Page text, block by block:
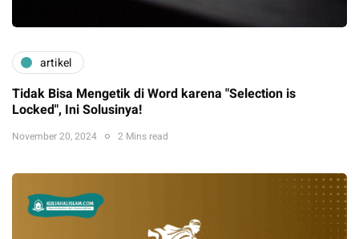
artikel
Tidak Bisa Mengetik di Word karena "Selection is
Locked", Ini Solusinya!
November 20, 2024 2 Mins read